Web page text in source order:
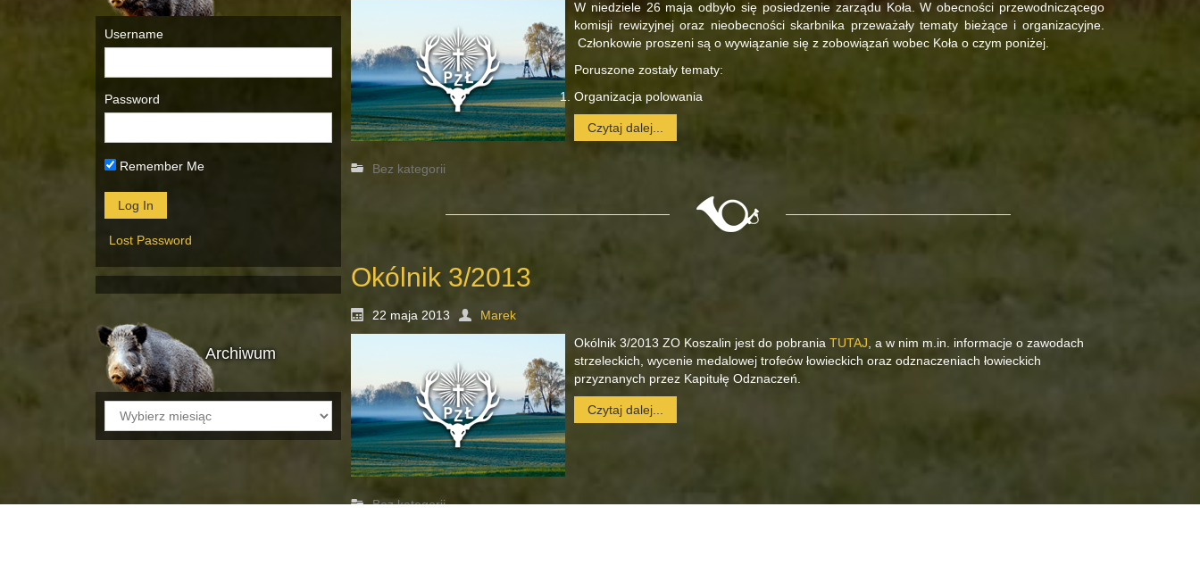
Username
Password
Remember Me
Lost Password
Archiwum
Archiwum
W niedziele 26 maja odbyło się posiedzenie zarządu Koła. W obecności przewodniczącego
komisji rewizyjnej oraz nieobecności skarbnika przeważały tematy bieżące i organizacyjne.
Członkowie proszeni są o wywiązanie się z zobowiązań wobec Koła o czym poniżej.
Poruszone zostały tematy:
Organizacja polowania
Czytaj dalej...
Bez kategorii
Okólnik 3/2013
22 maja 2013
Marek
Okólnik 3/2013 ZO Koszalin jest do pobrania TUTAJ , a w nim m.in. informacje o zawodach
strzeleckich, wycenie medalowej trofeów łowieckich oraz odznaczeniach łowieckich
przyznanych przez Kapitułę Odznaczeń.
Czytaj dalej...
Bez kategorii